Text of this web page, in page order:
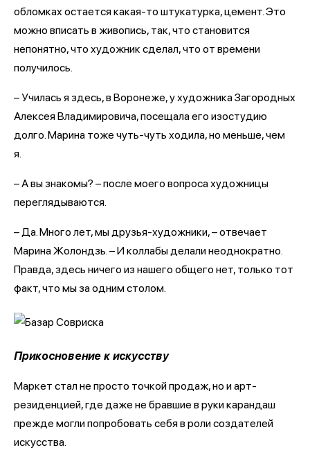
обломках остается какая-то штукатурка, цемент. Это
можно вписать в живопись, так, что становится
непонятно, что художник сделал, что от времени
получилось.
– Училась я здесь, в Воронеже, у художника Загородных
Алексея Владимировича, посещала его изостудию
долго. Марина тоже чуть-чуть ходила, но меньше, чем
я.
– А вы знакомы? – после моего вопроса художницы
переглядываются.
– Да. Много лет, мы друзья-художники, – отвечает
Марина Жолондзь. – И коллабы делали неоднократно.
Правда, здесь ничего из нашего общего нет, только тот
факт, что мы за одним столом.
Прикосновение к искусству
Маркет стал не просто точкой продаж, но и арт-
резиденцией, где даже не бравшие в руки карандаш
прежде могли попробовать себя в роли создателей
искусства.